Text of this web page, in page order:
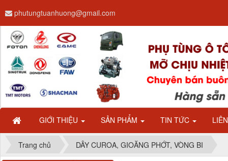
GIỚI THIỆU SẢN PHẨM TIN TỨC
phutungtuanhuong@gmail.com
Trang chủ DÂY CUROA, GIOĂNG PHỚT, VÒNG BI
Dây ga CAMC H08 dài
2.68m